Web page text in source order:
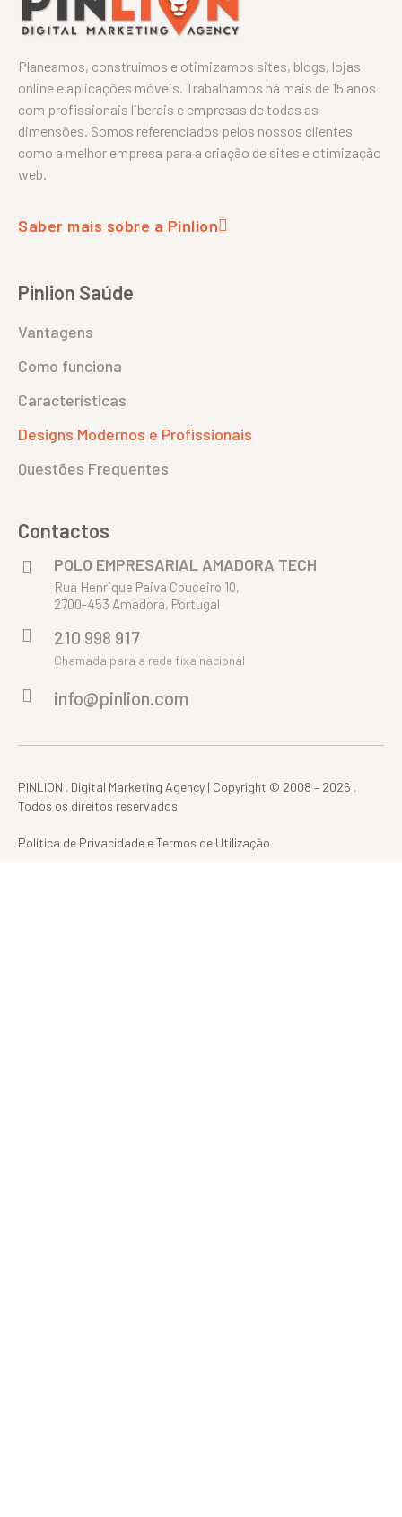
Planeamos, construímos e otimizamos sites, blogs, lojas
online e aplicações móveis. Trabalhamos há mais de 15 anos
com profissionais liberais e empresas de todas as
dimensões. Somos referenciados pelos nossos clientes
como a melhor empresa para a criação de sites e otimização
web.
Saber mais sobre a Pinlion
Pinlion Saúde
Vantagens
Como funciona
Características
Designs Modernos e Profissionais
Questões Frequentes
Contactos
POLO EMPRESARIAL AMADORA TECH
Rua Henrique Paiva Couceiro 10,
2700-453 Amadora, Portugal
210 998 917
Chamada para a rede fixa nacional
info@pinlion.com
PINLION . Digital Marketing Agency | Copyright © 2008 – 2026 .
Todos os direitos reservados
Política de Privacidade e Termos de Utilização